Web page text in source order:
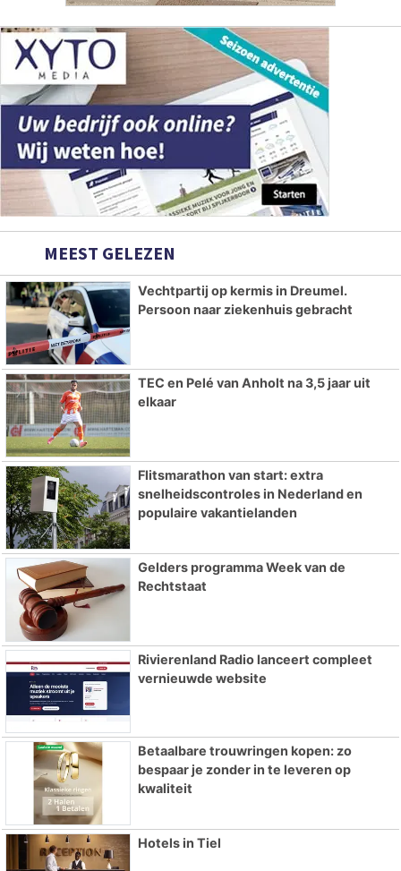
MEEST GELEZEN
Vechtpartij op kermis in Dreumel.
Persoon naar ziekenhuis gebracht
TEC en Pelé van Anholt na 3,5 jaar uit
elkaar
Flitsmarathon van start: extra
snelheidscontroles in Nederland en
populaire vakantielanden
Gelders programma Week van de
Rechtstaat
Rivierenland Radio lanceert compleet
vernieuwde website
Betaalbare trouwringen kopen: zo
bespaar je zonder in te leveren op
kwaliteit
Hotels in Tiel